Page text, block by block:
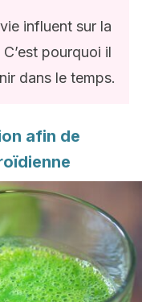
influent sur la
pourquoi il
dans le temps.
afin de